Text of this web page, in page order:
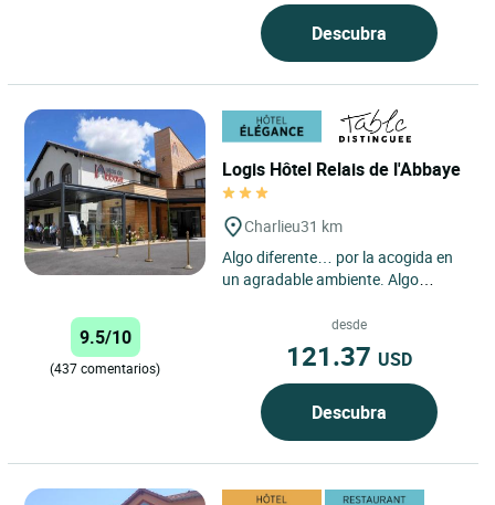
Descubra
Logis Hôtel Relais de l'Abbaye
Charlieu31 km
Algo diferente… por la acogida en
un agradable ambiente. Algo
habitaciones completamente...
9.5/10
(437 comentarios)
desde
121.37 USD
Descubra